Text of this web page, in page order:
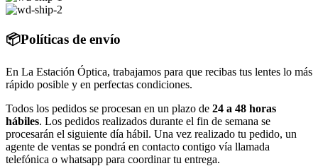
📦Políticas de envío
En La Estación Óptica, trabajamos para que recibas tus lentes lo más
rápido posible y en perfectas condiciones.
Todos los pedidos se procesan en un plazo de 24 a 48 horas
hábiles. Los pedidos realizados durante el fin de semana se
procesarán el siguiente día hábil. Una vez realizado tu pedido, un
agente de ventas se pondrá en contacto contigo vía llamada
telefónica o whatsapp para coordinar tu entrega.